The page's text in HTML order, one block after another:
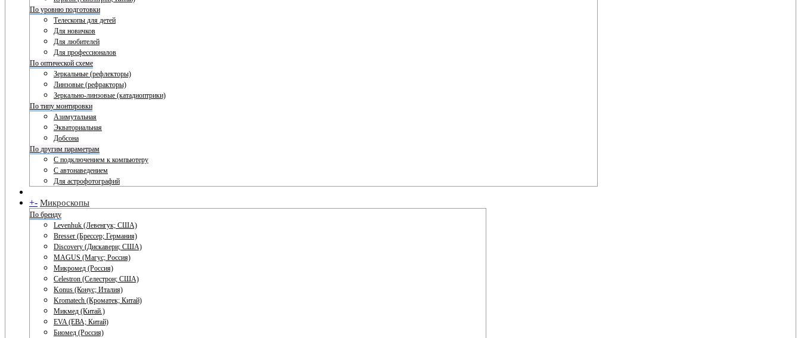
По уровню подготовки
Телескопы для детей
Для новичков
Для любителей
Для профессионалов
По оптической схеме
Зеркальные (рефлекторы)
Линзовые (рефракторы)
Зеркально-линзовые (катадиоптрики)
По типу монтировки
Азимутальная
Экваториальная
Добсона
По другим параметрам
С подключением к компьютеру
С автонаведением
Для астрофотографий
+- Микроскопы
По бренду
Levenhuk (Левенгук; США)
Bresser (Брессер; Германия)
Discovery (Дискавери; США)
MAGUS (Магус; Россия)
Микромед (Россия)
Celestron (Селестрон; США)
Konus (Конус; Италия)
Kromatech (Кроматек; Китай)
Микмед (Китай.)
EVA (ЕВА; Китай)
Биомед (Россия)